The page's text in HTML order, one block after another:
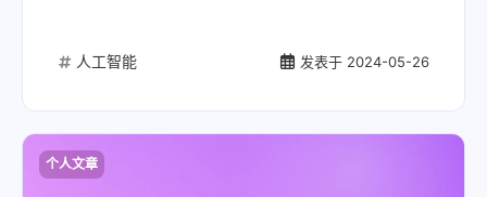
发表于 2024-05-26
人工智能
个人文章